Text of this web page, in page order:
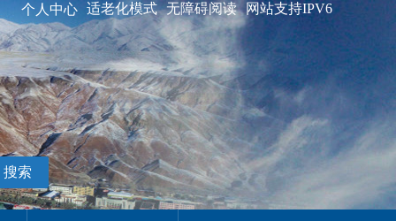
网站支持IPV6
无障碍阅读
适老化模式
个人中心
搜索